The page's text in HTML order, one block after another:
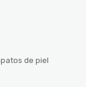
de piel